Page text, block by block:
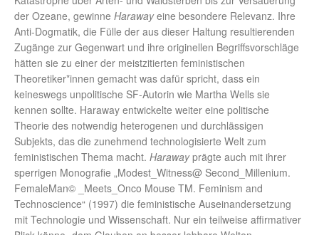
der Ozeane, gewinne Harawayeine besondere Relevanz. Ihre
Anti-Dogmatik, die Fülle der aus dieser Haltung resultierenden
Zugänge zur Gegenwart und ihre originellen Begriffsvorschläge
hätten sie zu einer der meistzitierten feministischen
Theoretiker*innen gemacht was dafür spricht, dass ein
keineswegs unpolitische SF-Autorin wie Martha Wells sie
kennen sollte. Haraway entwickelte weiter eine politische
Theorie des notwendig heterogenen und durchlässigen
Subjekts, das die zunehmend technologisierte Welt zum
feministischen Thema macht. Harawayprägte auch mit ihrer
sperrigen Monografie „Modest_Witness@ Second_Millenium.
FemaleMan© _Meets_Onco Mouse TM. Feminism and
Technoscience“ (1997) die feministische Auseinandersetzung
mit Technologie und Wissenschaft. Nur ein teilweise affirmativer